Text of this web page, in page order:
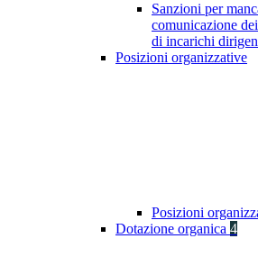
Sanzioni per
comunicazione
di incarichi
Posizioni organizzative
Posizioni
Dotazione organica 4